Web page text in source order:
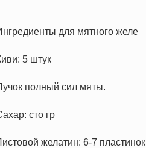
для мятного желе
5 штук
полный сил мяты.
сто гр
желатин: 6-7